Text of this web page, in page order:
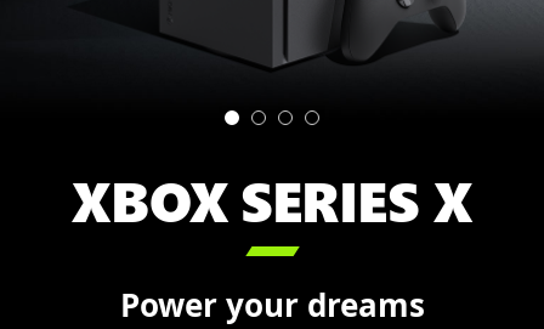
XBOX SERIES X

Power your dreams